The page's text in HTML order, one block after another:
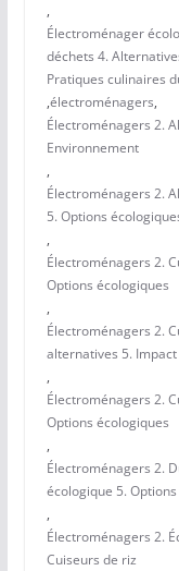
,
Électroménager
déchets 4.
Pratiques culinaires
,électroménagers,
Électroménagers 2.
Environnement
,
Électroménagers 2.
5. Options
,
Électroménagers 2.
Options écologiques
,
Électroménagers 2.
alternatives 5.
,
Électroménagers 2.
Options écologiques
,
Électroménagers 2.
écologique 5.
,
Électroménagers 2.
Cuiseurs de riz